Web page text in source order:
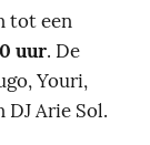
tot een
uur. De
Youri,
DJ Arie Sol.